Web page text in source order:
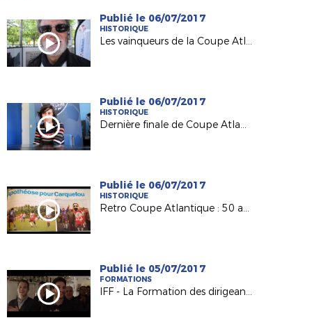
Publié le 06/07/2017
HISTORIQUE
Les vainqueurs de la Coupe Atlantique Féminine à l'honneur à Machecoul
Publié le 06/07/2017
HISTORIQUE
Dernière finale de Coupe Atlantique Féminine :
Publié le 06/07/2017
HISTORIQUE
Retro Coupe Atlantique : 50 ans d'histoire !
Publié le 05/07/2017
FORMATIONS
IFF - La Formation des dirigeants